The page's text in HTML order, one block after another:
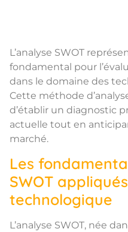
L’analyse SWOT
fondamental pour
dans le domaine des
Cette méthode
d’établir un diagnostic
actuelle tout en
marché.
Les
SWOT
technologique
L’analyse SWOT, née